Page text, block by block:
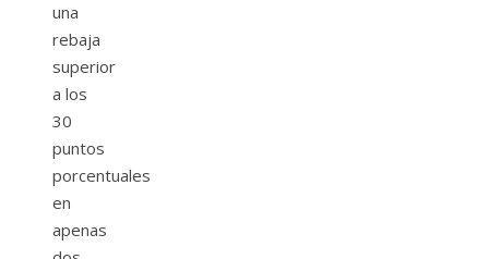
una
rebaja
superior
a los
30
puntos
porcentuales
en
apenas